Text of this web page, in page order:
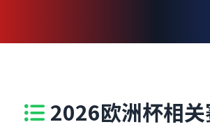
2026欧洲杯相